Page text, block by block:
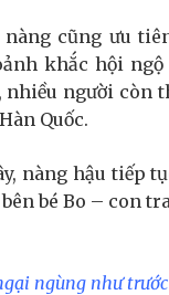
nàng cũng ưu
khắc hội
người còn
Quốc.
nàng hậu tiếp
bé Bo – con
ngùng như